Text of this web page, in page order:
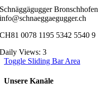
Schnäggägugger Bronschhofen
info@schnaeggaegugger.ch
CH81 0078 1195 5342 5540 9
Daily Views: 3
Toggle Sliding Bar Area
Unsere Kanäle